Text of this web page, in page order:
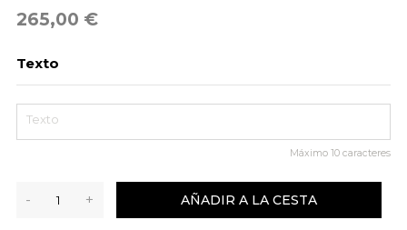
265,00 €
Texto
Máximo 10 caracteres
- + AÑADIR A LA CESTA